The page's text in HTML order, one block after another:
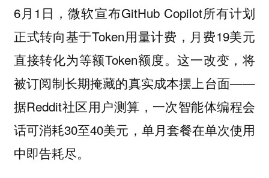
6月1日，微软宣布GitHub Copilot所有计划
正式转向基于Token用量计费，月费19美元
直接转化为等额Token额度。这一改变，将
被订阅制长期掩藏的真实成本摆上台面——
据Reddit社区用户测算，一次智能体编程会
话可消耗30至40美元，单月套餐在单次使用
中即告耗尽。